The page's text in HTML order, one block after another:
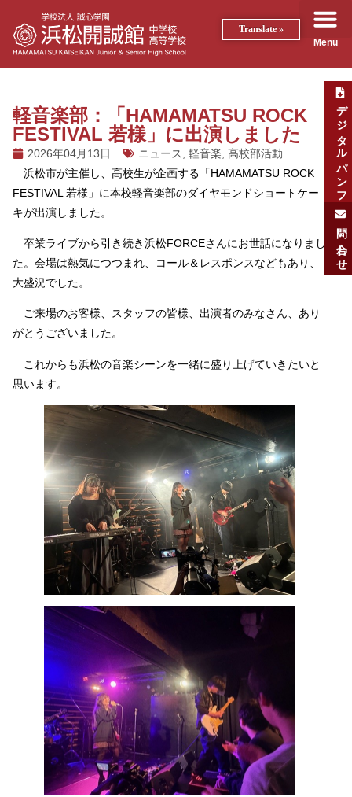
Menu
デジタルパンフ
問い合わせ
軽音楽部：「HAMAMATSU ROCK
FESTIVAL 若様」に出演しました
2026年04月13日 ニュース 軽音楽 高校部活動
浜松市が主催し、高校生が企画する「HAMAMATSU ROCK
FESTIVAL 若様」に本校軽音楽部のダイヤモンドショートケー
キが出演しました。
卒業ライブから引き続き浜松FORCEさんにお世話になりまし
た。会場は熱気につつまれ、コール＆レスポンスなどもあり、
大盛況でした。
ご来場のお客様、スタッフの皆様、出演者のみなさん、あり
がとうございました。
これからも浜松の音楽シーンを一緒に盛り上げていきたいと
思います。
Translate »